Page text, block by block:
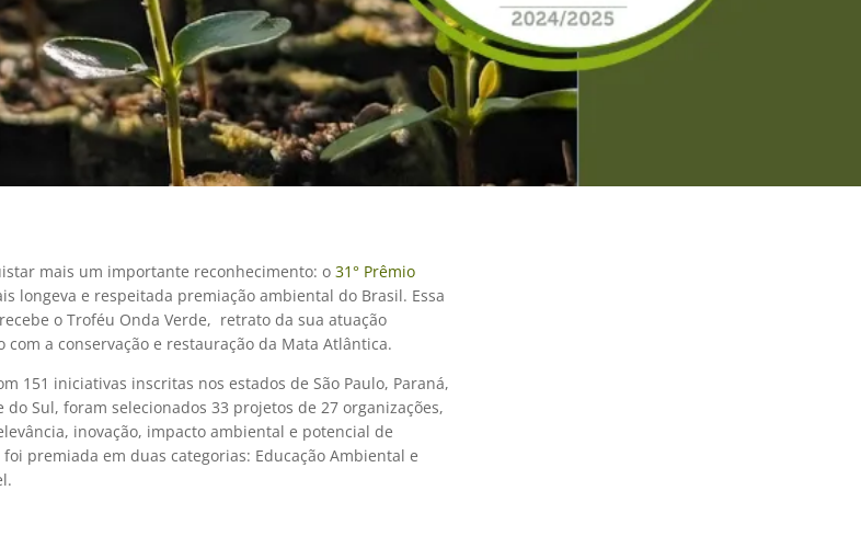
mais um importante reconhecimento: o 31° Prêmio
longeva e respeitada premiação ambiental do Brasil. Essa
o Troféu Onda Verde, retrato da sua atuação
a conservação e restauração da Mata Atlântica.
151 iniciativas inscritas nos estados de São Paulo, Paraná,
do Sul, foram selecionados 33 projetos de 27 organizações,
inovação, impacto ambiental e potencial de
premiada em duas categorias: Educação Ambiental e